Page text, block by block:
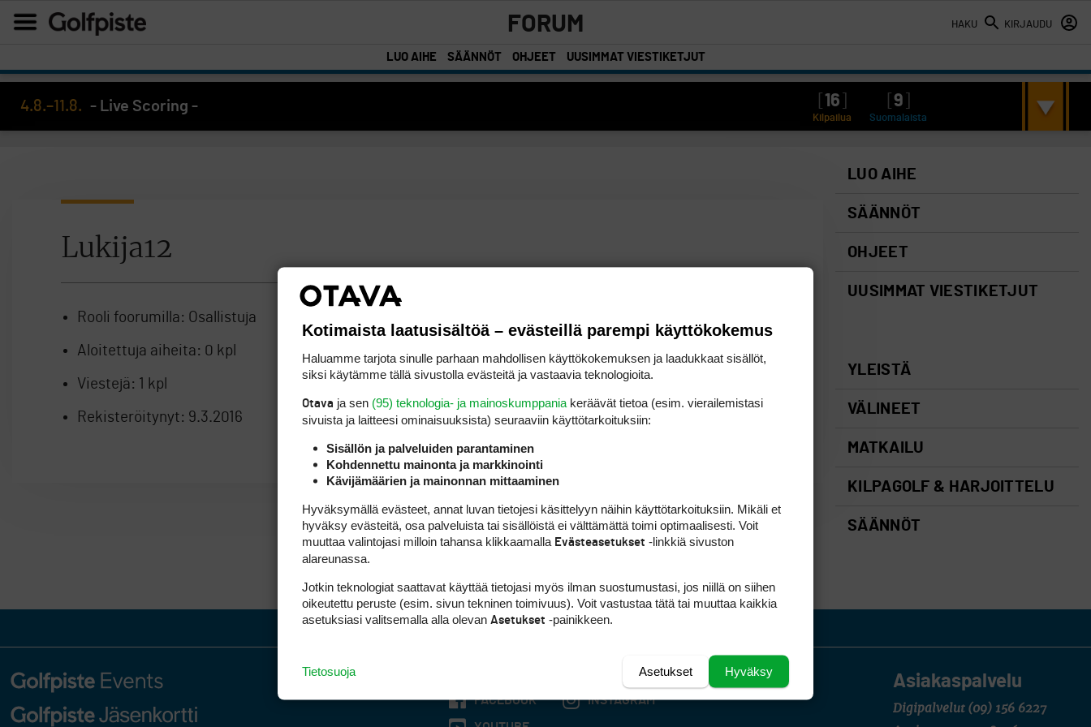
HAKU KIRJAUDU
FORUM
LUO AIHE SÄÄNNÖT OHJEET UUSIMMAT VIESTIKETJUT
4.8.–11.8. - Live Scoring - 16 9
Kilpailua Suomalaista
Lukija12
Rooli foorumilla: Osallistuja
Aloitettuja aiheita: 0 kpl
Viestejä: 1 kpl
Rekisteröitynyt: 9.3.2016
LUO AIHE
SÄÄNNÖT
OHJEET
UUSIMMAT VIESTIKETJUT
YLEISTÄ
VÄLINEET
MATKAILU
KILPAGOLF & HARJOITTELU
SÄÄNNÖT
Asiakaspalvelu
Digipalvelut (09) 156 6227
FACEBOOK INSTAGRAM
Kotimaista laatusisältöä – evästeillä parempi käyttökokemus
Haluamme tarjota sinulle parhaan mahdollisen käyttökokemuksen ja laadukkaat sisällöt,
siksi käytämme tällä sivustolla evästeitä ja vastaavia teknologioita.
Otava ja sen (95) teknologia- ja mainoskumppania keräävät tietoa (esim. vierailemis­tasi
sivuista ja laitteesi ominaisuuk­sista) seuraaviin käyttötarkoituksiin:
Sisällön ja palveluiden parantaminen
Kohdennettu mainonta ja markkinointi
Kävijämäärien ja mainonnan mittaaminen
Hyväksymällä evästeet, annat luvan tietojesi käsittelyyn näihin käyttötarkoituksiin. Mikäli et
hyväksy evästeitä, osa palveluista tai sisällöistä ei välttämättä toimi optimaalisesti. Voit
muuttaa valintojasi milloin tahansa klikkaamalla Evästeasetukset -linkkiä sivuston
alareunassa.
Jotkin teknologiat saattavat käyttää tietojasi myös ilman suostumustasi, jos niillä on siihen
oikeutettu peruste (esim. sivun tekninen toimivuus). Voit vastustaa tätä tai muuttaa kaikkia
asetuksiasi valitsemalla alla olevan Asetukset -painikkeen.
Hyväksy
Asetukset
Tietosuoja